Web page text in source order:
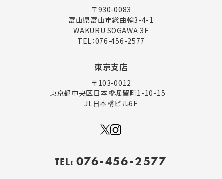
〒930-0083
富山県富山市総曲輪3-4-1
WAKURU SOGAWA 3F
TEL：076-456-2577
東京支店
〒103-0012
東京都中央区日本橋堀留町1-10-15
JL日本橋ビル6F
TEL: 076-456-2577